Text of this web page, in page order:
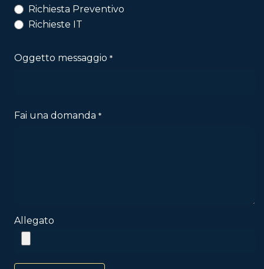
Richiesta Preventivo
Richieste IT
Oggetto messaggio *
Fai una domanda *
Allegato